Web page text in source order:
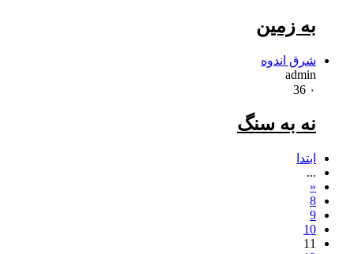
به زمین
شرق اندوه
admin
۰
نه به سنگ
ابتدا
...
«
8
9
10
11